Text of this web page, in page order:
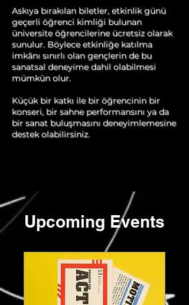
Askıya bırakılan biletler, etkinlik günü
geçerli öğrenci kimliği bulunan
üniversite öğrencilerine ücretsiz olarak
sunulur. Böylece etkinliğe katılma
imkânı sınırlı olan gençlerin de bu
sanatsal deneyime dahil olabilmesi
mümkün olur.
Küçük bir katkı ile bir öğrencinin bir
konseri, bir sahne performansını ya da
bir sanat buluşmasını deneyimlemesine
destek olabilirsiniz.
Upcoming Events